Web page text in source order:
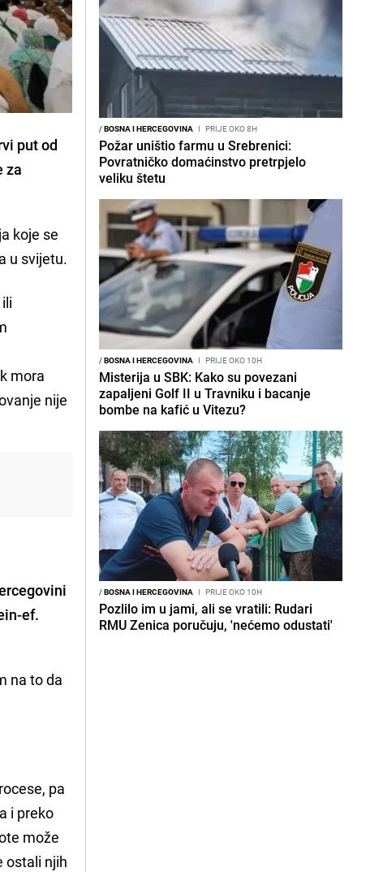
put od
za
koje se
u svijetu.
mora
nije
ef.
na to da
pa
i preko
može
ostali njih
/BOSNA I HERCEGOVINA I PRIJE OKO 8H
Požar uništio farmu u Srebrenici:
Povratničko domaćinstvo pretrpjelo
veliku štetu
/BOSNA I HERCEGOVINA I PRIJE OKO 10H
Misterija u SBK: Kako su povezani
zapaljeni Golf II u Travniku i bacanje
bombe na kafić u Vitezu?
/BOSNA I HERCEGOVINA I PRIJE OKO 10H
Pozlilo im u jami, ali se vratili: Rudari
RMU Zenica poručuju, 'nećemo odustati'